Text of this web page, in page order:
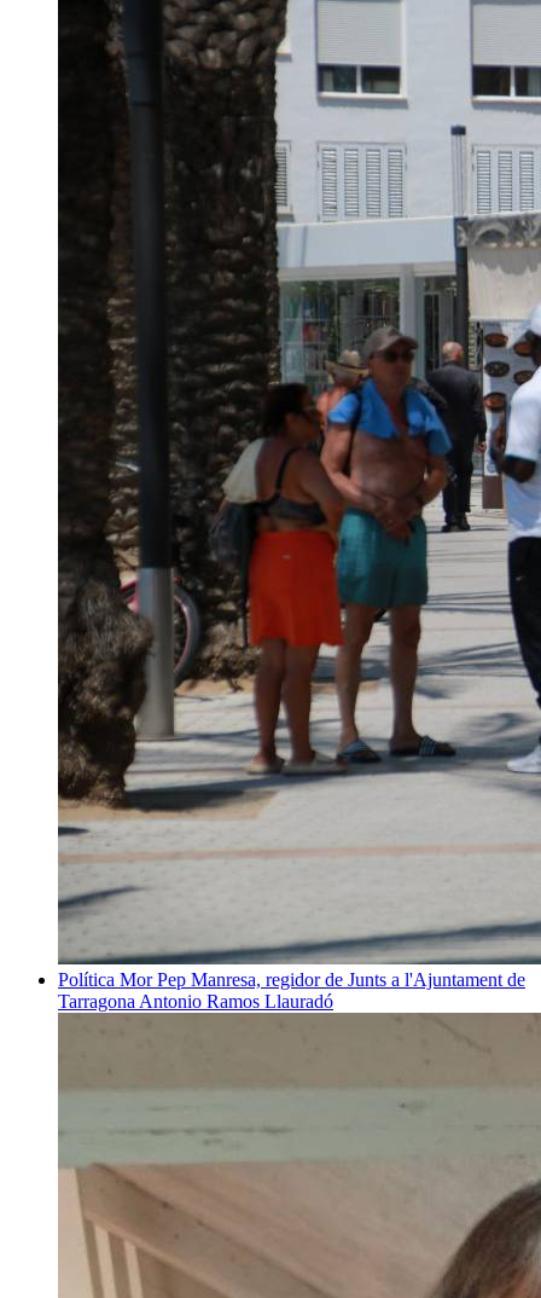
Política Mor Pep Manresa, regidor de Junts a l'Ajuntament de
Tarragona Antonio Ramos Llauradó